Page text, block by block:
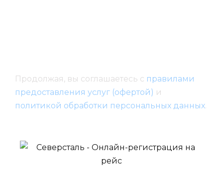
Продолжая, вы соглашаетесь с правилами
предоставления услуг (офертой) и
политикой обработки персональных данных.